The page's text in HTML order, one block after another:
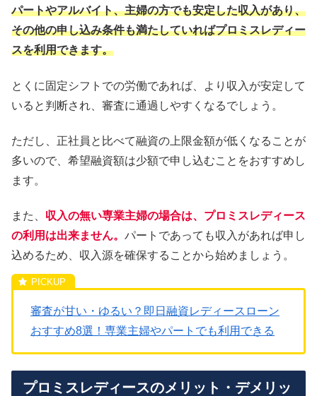
パートやアルバイト、主婦の方でも安定した収入があり、
その他の申し込み条件も満たしていればプロミスレディー
スを利用できます。
とくに固定シフトでの労働であれば、より収入が安定して
いると判断され、審査に通過しやすくなるでしょう。
ただし、正社員と比べて融資の上限金額が低くなることが
多いので、希望融資額は少額で申し込むことをおすすめし
ます。
また、 収入の無い専業主婦の場合は、プロミスレディース
の利用は出来ません。 パートであっても収入があれば申し
込めるため、収入源を確保することから始めましょう。
審査が甘い・ゆるい？即日融資レディースローン
おすすめ8選！専業主婦やパートでも利用できる
プロミスレディースのメリット・デメリッ